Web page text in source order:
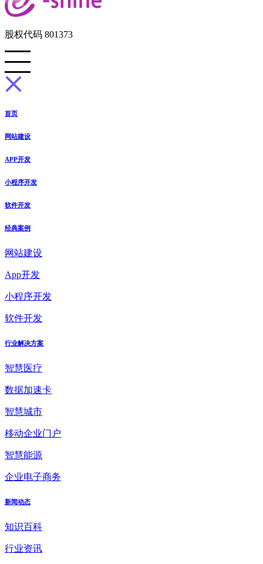
股权代码 801373
首页
网站建设
APP开发
小程序开发
软件开发
经典案例
网站建设
App开发
小程序开发
软件开发
行业解决方案
智慧医疗
数据加速卡
智慧城市
移动企业门户
智慧能源
企业电子商务
新闻动态
知识百科
行业资讯